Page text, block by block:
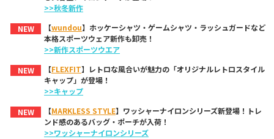
>>秋冬新作
NEW
【wundou】ホッケーシャツ・ゲームシャツ・ラッシュガードなど
本格スポーツウェア新作も卸売！
>>新作スポーツウエア
NEW
【FLEXFIT】レトロな風合いが魅力の「オリジナルレトロスタイル
キャップ」が登場！
>>キャップ
NEW
【MARKLESS STYLE】ワッシャーナイロンシリーズ新登場！トレ
ンド感のあるバッグ・ポーチが入荷！
>>ワッシャーナイロンシリーズ